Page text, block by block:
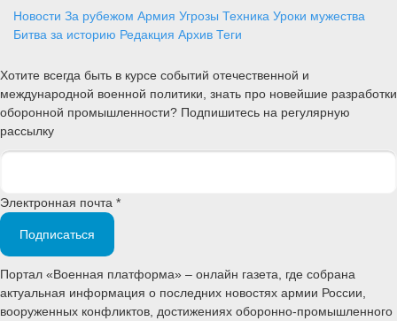
Новости За рубежом Армия Угрозы Техника Уроки мужества
Битва за историю Редакция Архив Теги
Хотите всегда быть в курсе событий отечественной и
международной военной политики, знать про новейшие разработки
оборонной промышленности? Подпишитесь на регулярную
рассылку
Электронная почта *
Подписаться
Портал «Военная платформа» – онлайн газета, где собрана
актуальная информация о последних новостях армии России,
вооруженных конфликтов, достижениях оборонно-промышленного